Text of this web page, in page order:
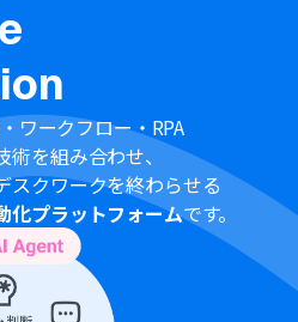
15分、30分、60分の間隔で起動
動間隔が異なりますので、ご注意
上でご利用いただけるアプリと
プラン・パーソナルプランの場合
ットのオペレーションやデータ
ますので、ご注意ください。
プラン・チームプラン・サクセス
は、2週間の無料トライアルを行
トライアル中には制限対象のアプ
きます。
ワークフロー・RPA
を組み合わせ、
スクワークを終わらせる
化プラットフォームです。